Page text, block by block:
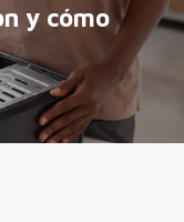
y cómo